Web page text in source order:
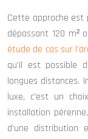
Cette approche est
dépassant 120 m²
étude de cas sur
qu’il est possible
longues distances.
luxe, c’est un
installation
d’une